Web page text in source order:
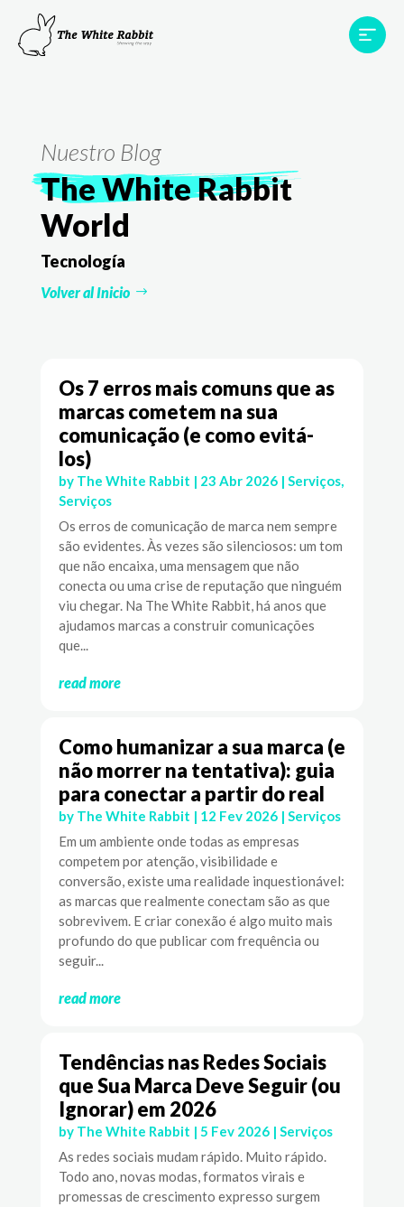
Projetos
Nuestro Blog
The White Rabbit
World
Tecnología
Volver al Inicio
Os 7 erros mais comuns que as
marcas cometem na sua
comunicação (e como evitá-
los)
by The White Rabbit | 23 Abr 2026| Serviços,
Serviços
Os erros de comunicação de marca nem sempre
são evidentes. Às vezes são silenciosos: um tom
que não encaixa, uma mensagem que não
conecta ou uma crise de reputação que ninguém
viu chegar. Na The White Rabbit, há anos que
ajudamos marcas a construir comunicações
que...
read more
Como humanizar a sua marca (e
não morrer na tentativa): guia
para conectar a partir do real
by The White Rabbit | 12 Fev 2026| Serviços
Em um ambiente onde todas as empresas
competem por atenção, visibilidade e
conversão, existe uma realidade inquestionável:
as marcas que realmente conectam são as que
sobrevivem. E criar conexão é algo muito mais
profundo do que publicar com frequência ou
seguir...
read more
Tendências nas Redes Sociais
que Sua Marca Deve Seguir (ou
Ignorar) em 2026
by The White Rabbit | 5 Fev 2026| Serviços
As redes sociais mudam rápido. Muito rápido.
Todo ano, novas modas, formatos virais e
promessas de crescimento expresso surgem